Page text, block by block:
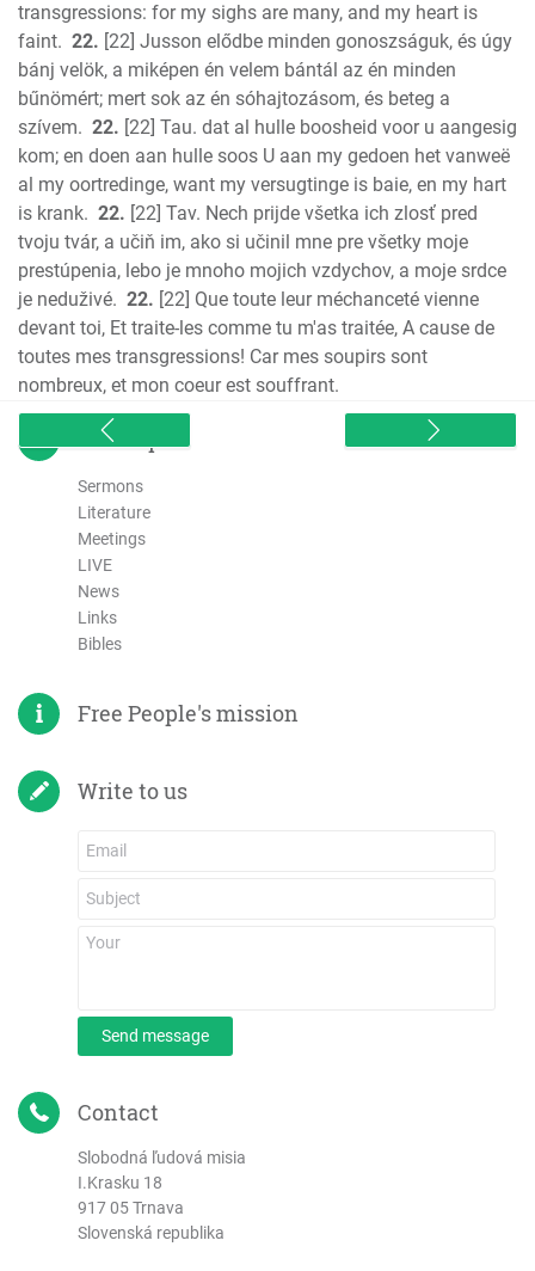
transgressions: for my sighs are many, and my heart is
faint. 22. [22] Jusson elődbe minden gonoszságuk, és úgy
bánj velök, a miképen én velem bántál az én minden
bűnömért; mert sok az én sóhajtozásom, és beteg a
szívem. 22. [22] Tau. dat al hulle boosheid voor u aangesig
kom; en doen aan hulle soos U aan my gedoen het vanweë
al my oortredinge, want my versugtinge is baie, en my hart
is krank. 22. [22] Tav. Nech prijde všetka ich zlosť pred
tvoju tvár, a učiň im, ako si učinil mne pre všetky moje
prestúpenia, lebo je mnoho mojich vzdychov, a moje srdce
je neduživé. 22. [22] Que toute leur méchanceté vienne
devant toi, Et traite-les comme tu m'as traitée, A cause de
toutes mes transgressions! Car mes soupirs sont
nombreux, et mon coeur est souffrant.
sitemap
Sermons
Literature
Meetings
LIVE
News
Links
Bibles
Free People's mission
Write to us
Send message
Contact
Slobodná ľudová misia
I.Krasku 18
917 05 Trnava
Slovenská republika